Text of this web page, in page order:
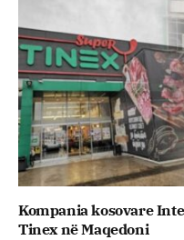
Kompania kosovare
Tinex në Maqedoni